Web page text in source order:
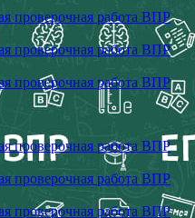
проверочная работа ВПР
проверочная работа ВПР
проверочная работа ВПР
проверочная работа ВПР
проверочная работа ВПР
проверочная работа ВПР